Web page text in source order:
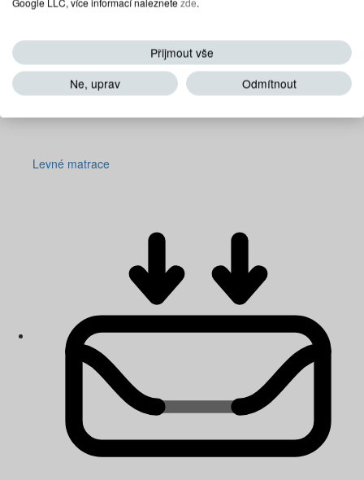
Levné matrace
Přijmout vše
Ne, uprav
Odmítnout